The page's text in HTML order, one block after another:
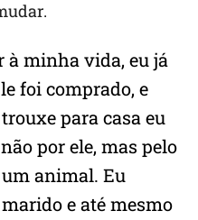
à minha vida, eu já
foi comprado, e
para casa eu
por ele, mas pelo
animal. Eu
e até mesmo